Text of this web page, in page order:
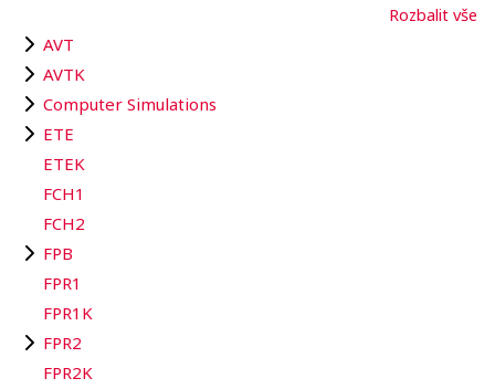
Rozbalit vše
AVT
AVTK
Computer Simulations
ETE
ETEK
FCH1
FCH2
FPB
FPR1
FPR1K
FPR2
FPR2K